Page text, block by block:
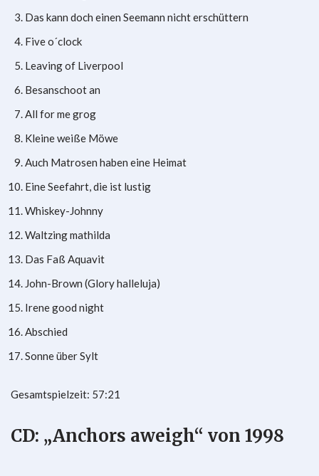
Das kann doch einen Seemann nicht erschüttern
Five o´clock
Leaving of Liverpool
Besanschoot an
All for me grog
Kleine weiße Möwe
Auch Matrosen haben eine Heimat
Eine Seefahrt, die ist lustig
Whiskey-Johnny
Waltzing mathilda
Das Faß Aquavit
John-Brown (Glory halleluja)
Irene good night
Abschied
Sonne über Sylt
Gesamtspielzeit: 57:21
CD: „Anchors aweigh“ von 1998